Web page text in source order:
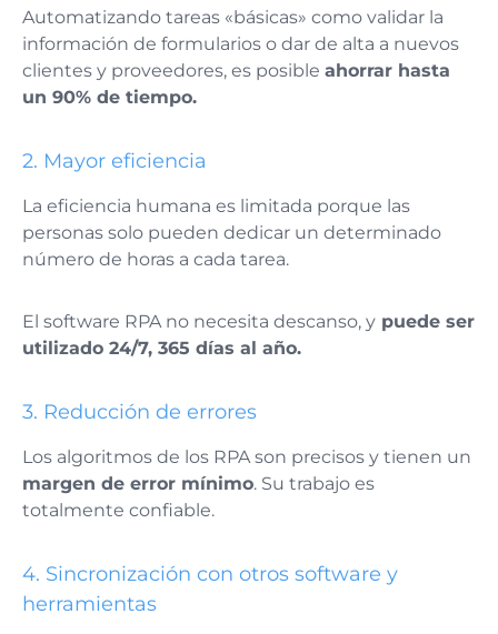
Automatizando tareas «básicas» como validar la
información de formularios o dar de alta a nuevos
clientes y proveedores, es posible ahorrar hasta
un 90% de tiempo.
2. Mayor eficiencia
La eficiencia humana es limitada porque las
personas solo pueden dedicar un determinado
número de horas a cada tarea.
El software RPA no necesita descanso, y puede ser
utilizado 24/7, 365 días al año.
3. Reducción de errores
Los algoritmos de los RPA son precisos y tienen un
margen de error mínimo. Su trabajo es
totalmente confiable.
4. Sincronización con otros software y
herramientas